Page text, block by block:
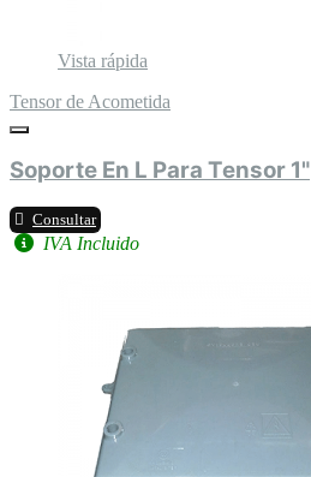
Vista rápida
Tensor de Acometida
Soporte En L Para Tensor 1"
Consultar
IVA Incluido